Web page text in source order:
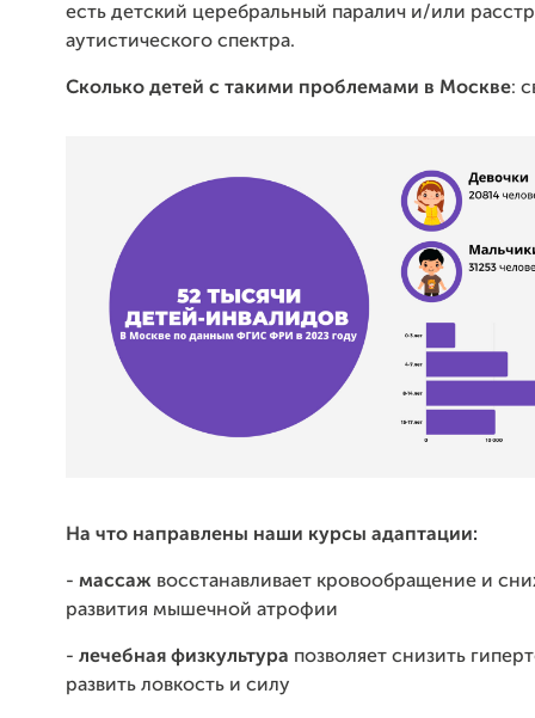
есть детский церебральный паралич и/или
аутистического спектра.
Сколько детей с такими проблемами в Москве:
На что направлены наши курсы адаптации:
- массаж восстанавливает кровообращение и
развития мышечной атрофии
- лечебная физкультура позволяет снизить
развить ловкость и силу